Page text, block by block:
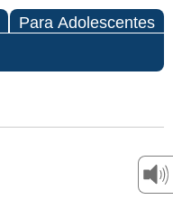
Para Adolescentes